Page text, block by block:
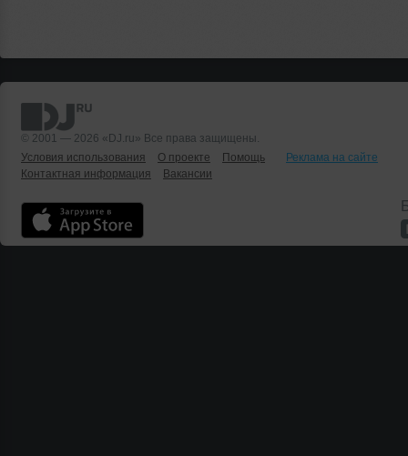
© 2001 — 2026 «DJ.ru» Все права защищены.
Условия использования
О проекте Помощь
Реклама на сайте
Контактная информация
Вакансии